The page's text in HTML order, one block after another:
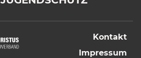
Kontakt
Impressum